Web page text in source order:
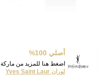
أصلي 100%
اضغط هنا للمزيد من ماركة
لوران Yves Saint Laur